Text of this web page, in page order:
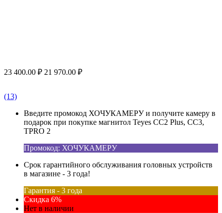
23 400.00 ₽ 21 970.00 ₽
(13)
Введите промокод ХОЧУКАМЕРУ и получите камеру в
подарок при покупке магнитол Teyes CC2 Plus, CC3,
TPRO 2
Промокод: ХОЧУКАМЕРУ
Срок гарантийного обслуживания головных устройств
в магазине - 3 года!
Гарантия - 3 года
Скидка 6%
Нет в наличии